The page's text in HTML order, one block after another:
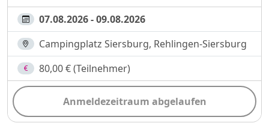
07.08.2026 - 09.08.2026
Campingplatz Siersburg, Rehlingen-Siersburg
80,00 € (Teilnehmer)
Anmeldezeitraum abgelaufen